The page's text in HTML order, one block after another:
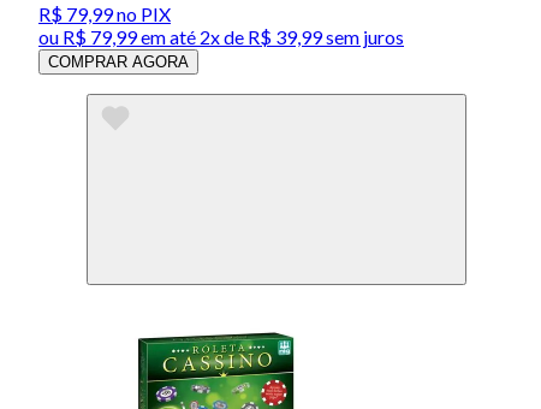
R$ 79,99no PIX
ou R$ 79,99em até 2x de R$ 39,99 sem juros
COMPRAR AGORA